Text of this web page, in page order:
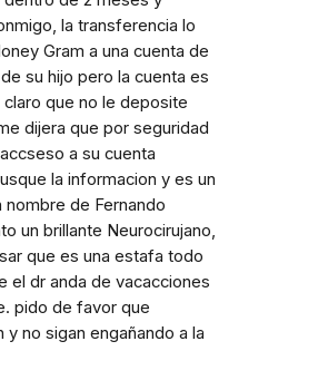
la transferencia lo
Gram a una cuenta de
su hijo pero la cuenta es
claro que no le deposite
dijera que por seguridad
a su cuenta
la informacion y es un
nombre de Fernando
un brillante Neurocirujano,
que es una estafa todo
el dr anda de vacacciones
pido de favor que
y no sigan engañando a la